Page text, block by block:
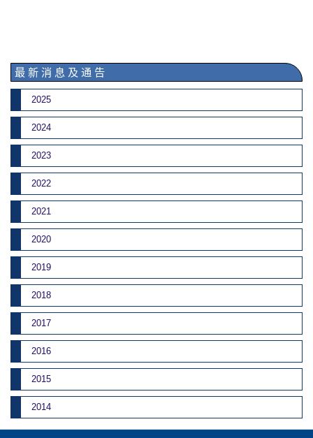
最 新 消 息 及 通 告
2025
2024
2023
2022
2021
2020
2019
2018
2017
2016
2015
2014